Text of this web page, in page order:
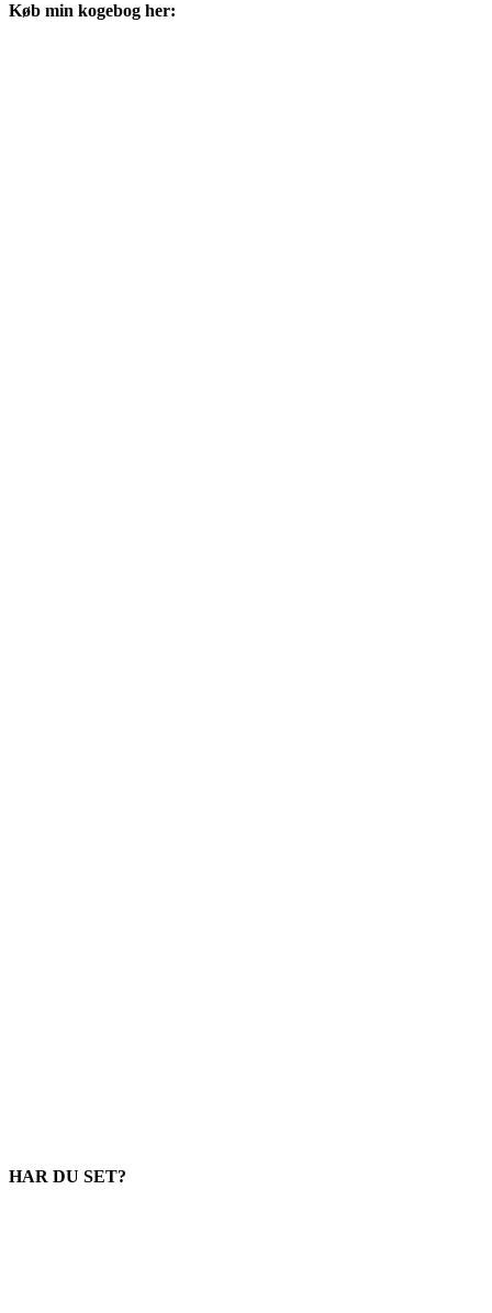
Køb min kogebog her:
HAR DU SET?